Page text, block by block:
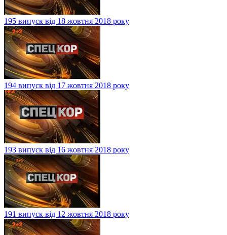
195 випуск від 18 жовтня 2018 року
194 випуск від 17 жовтня 2018 року
193 випуск від 16 жовтня 2018 року
191 випуск від 12 жовтня 2018 року